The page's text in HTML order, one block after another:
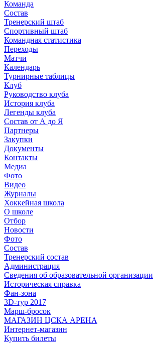
Команда
Состав
Тренерский штаб
Спортивный штаб
Командная статистика
Переходы
Матчи
Календарь
Турнирные таблицы
Клуб
Руководство клуба
История клуба
Легенды клуба
Состав от А до Я
Партнеры
Закупки
Документы
Контакты
Медиа
Фото
Видео
Журналы
Хоккейная школа
О школе
Отбор
Новости
Фото
Состав
Тренерский состав
Администрация
Сведения об образовательной организации
Историческая справка
Фан-зона
3D-тур 2017
Марш-бросок
МАГАЗИН ЦСКА АРЕНА
Интернет-магазин
Купить билеты